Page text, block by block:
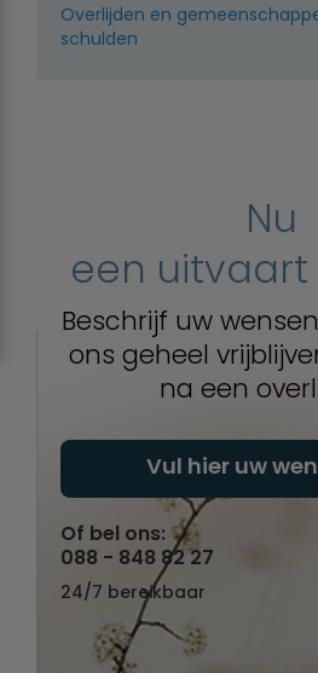
Overlijden en
schulden
Nu
een
Beschrijf uw
ons geheel
na een
Vul hier uw
Of bel ons:
088 - 848 82 27
24/7 bereikbaar